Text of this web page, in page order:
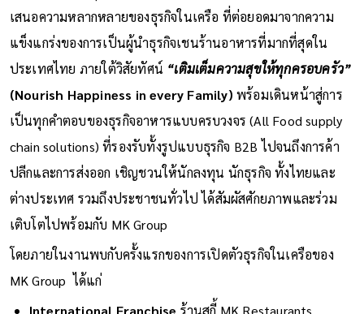
เสนอความหลากหลายของธุรกิจในเครือ ที่ต่อยอดมาจากความ
แข็งแกร่งของการเป็นผู้นำธุรกิจเชนร้านอาหารที่มากที่สุดใน
ประเทศไทย ภายใต้วิสัยทัศน์ “เติมเต็มความสุขให้ทุกครอบครัว”
(Nourish Happiness in every Family) พร้อมเดินหน้าสู่การ
เป็นทุกคำตอบของธุรกิจอาหารแบบครบวงจร (All Food supply
chain solutions) ที่รองรับทั้งรูปแบบธุรกิจ B2B ไปจนถึงการค้า
ปลีกและการส่งออก เชิญชวนให้นักลงทุน นักธุรกิจ ทั้งไทยและ
ต่างประเทศ รวมถึงประชาชนทั่วไป ได้สัมผัสศักยภาพและร่วม
เติบโตไปพร้อมกับ MK Group
โดยภายในงานพบกับครั้งแรกของการเปิดตัวธุรกิจในเครือของ
MK Group ได้แก่
International Franchise ร้านสุกี้ MK Restaurants